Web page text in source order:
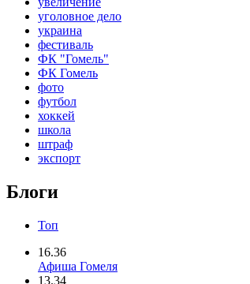
уголовное дело
украина
фестиваль
ФК "Гомель"
ФК Гомель
фото
футбол
хоккей
школа
штраф
экспорт
Блоги
Топ
16.36
Афиша Гомеля
13.34